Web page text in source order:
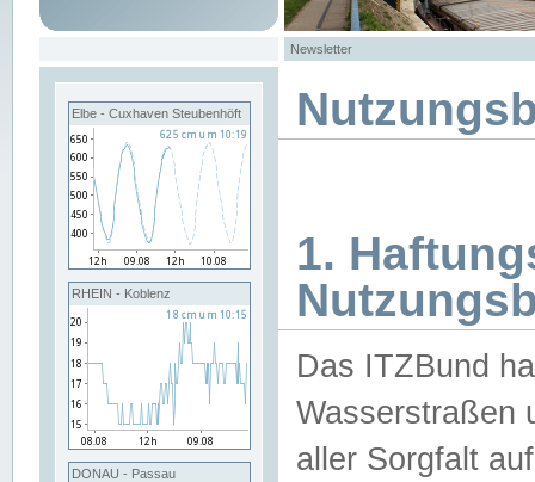
Newsletter
Elbe - Cuxhaven Steubenhöft
RHEIN - Koblenz
DONAU - Passau
1.
Das ITZBund
Wasserstraßen
aller Sorgfalt